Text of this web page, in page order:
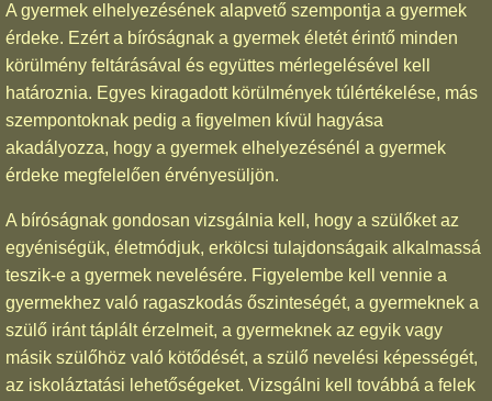
A gyermek elhelyezésének alapvető szempontja a gyermek
érdeke. Ezért a bíróságnak a gyermek életét érintő minden
körülmény feltárásával és együttes mérlegelésével kell
határoznia. Egyes kiragadott körülmények túlértékelése, más
szempontoknak pedig a figyelmen kívül hagyása
akadályozza, hogy a gyermek elhelyezésénél a gyermek
érdeke megfelelően érvényesüljön.
A bíróságnak gondosan vizsgálnia kell, hogy a szülőket az
egyéniségük, életmódjuk, erkölcsi tulajdonságaik alkalmassá
teszik-e a gyermek nevelésére. Figyelembe kell vennie a
gyermekhez való ragaszkodás őszinteségét, a gyermeknek a
szülő iránt táplált érzelmeit, a gyermeknek az egyik vagy
másik szülőhöz való kötődését, a szülő nevelési képességét,
az iskoláztatási lehetőségeket. Vizsgálni kell továbbá a felek